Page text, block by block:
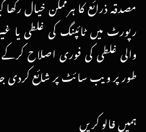
مصدقہ ذرائع کا ہرممکن خیال
رپورٹ میں ٹائپنگ کی غلطی یا
والی غلطی کی فوری اصلاح کرکے
طور پر ویب سائٹ پر شائع
ہمیں فالو کریں